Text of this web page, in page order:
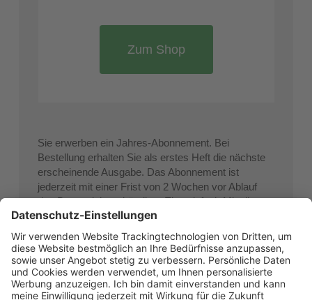
Zum Shop
Sie erwerben ein Jahres-Abonnement. Bei
Bestellung erhalten Sie als erstes Heft die nächste
erscheinende Ausgabe. Das Abonnement ist
jederzeit mit einer Frist von 2 Wochen vor Ablauf
des Bezugsjahres kündbar. Eine einfach Mitteilung
an den Verlag genügt.
Es gelten die Allgemeinen Geschäfts- und
Widerrufsbedingungen des Verlags untermagazin-
quartier.de/AGB. Lieferung innerhalb von 5
Werktagen ab Erscheinen. Die